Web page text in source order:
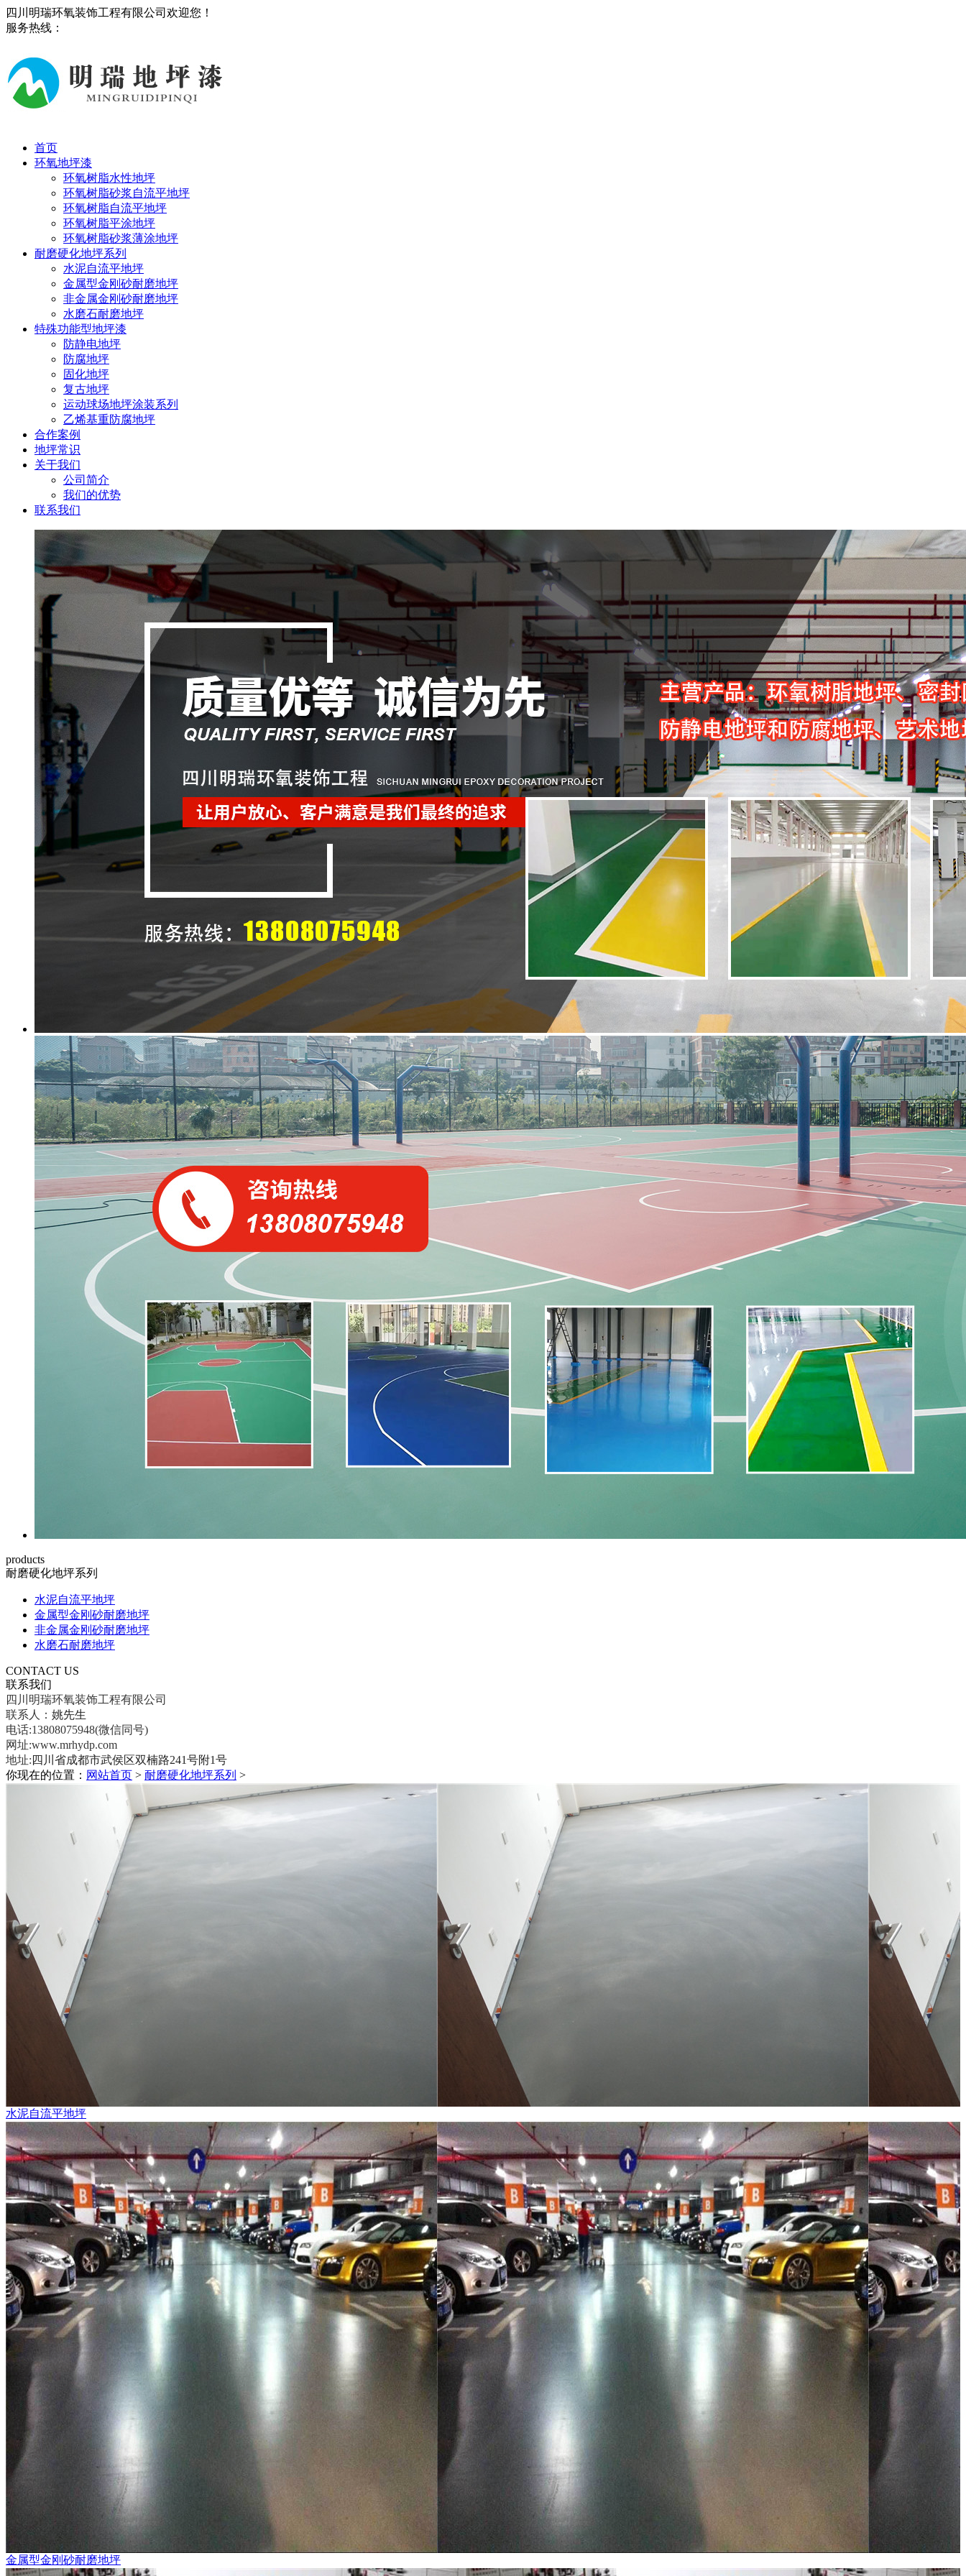
四川明瑞环氧装饰工程有限公司欢迎您！
服务热线：
首页
环氧地坪漆
环氧树脂水性地坪
环氧树脂砂浆自流平地坪
环氧树脂自流平地坪
环氧树脂平涂地坪
环氧树脂砂浆薄涂地坪
耐磨硬化地坪系列
水泥自流平地坪
金属型金刚砂耐磨地坪
非金属金刚砂耐磨地坪
水磨石耐磨地坪
特殊功能型地坪漆
防静电地坪
防腐地坪
固化地坪
复古地坪
运动球场地坪涂装系列
乙烯基重防腐地坪
合作案例
地坪常识
关于我们
公司简介
我们的优势
联系我们
products
耐磨硬化地坪系列
水泥自流平地坪
金属型金刚砂耐磨地坪
非金属金刚砂耐磨地坪
水磨石耐磨地坪
CONTACT US
联系我们
四川明瑞环氧装饰工程有限公司
联系人： 姚先生
电话:13808075948(微信同号)
网址:www.mrhydp.com
地址: 四川省成都市武侯区双楠路241号附1号
你现在的位置： 网站首页 > 耐磨硬化地坪系列 >
水泥自流平地坪
金属型金刚砂耐磨地坪